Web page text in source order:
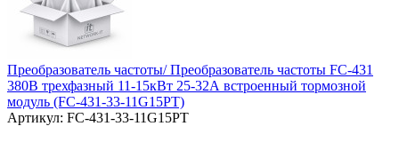
Преобразователь частоты/ Преобразователь частоты FC-431
380В трехфазный 11-15кВт 25-32А встроенный тормозной
модуль (FC-431-33-11G15PT)
Артикул: FC-431-33-11G15PT